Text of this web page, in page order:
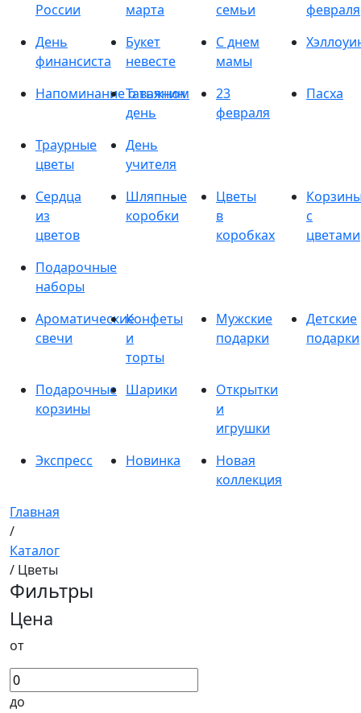
России
марта
семьи
февраля
День
финансиста
Букет
невесте
С днем
мамы
Напоминание о важном
Татьянин
день
23
февраля
Пасха
Траурные
цветы
День
учителя
Сердца
из
цветов
Шляпные
коробки
Цветы
в
коробках
с
цветами
Подарочные
наборы
Ароматические
свечи
Конфеты
и
торты
Мужские
подарки
Детские
подарки
Подарочные
корзины
Шарики
Открытки
и
игрушки
Экспресс
Новинка
Новая
коллекция
Главная
/
Каталог
/ Цветы
Фильтры
Цена
от
до